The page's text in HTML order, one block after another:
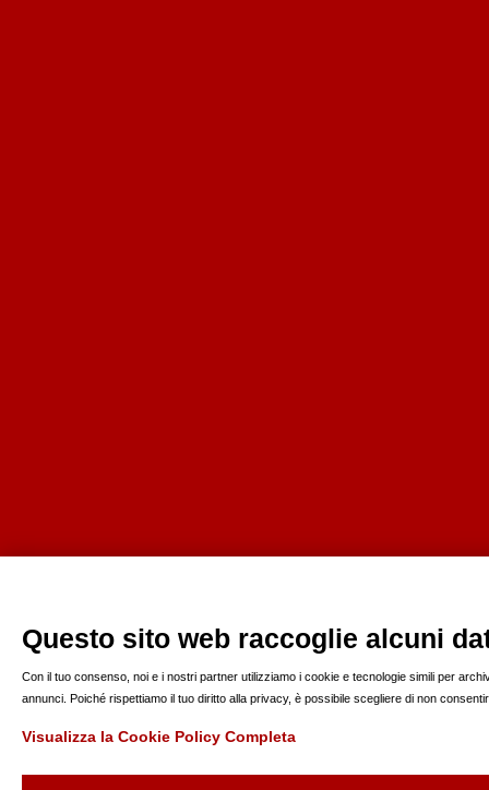
Questo sito web raccoglie alcuni
Con il tuo consenso, noi e i nostri partner utilizziamo i cookie e tecnologie simili per
annunci. Poiché rispettiamo il tuo diritto alla privacy, è possibile scegliere di non
Visualizza la Cookie Policy Completa